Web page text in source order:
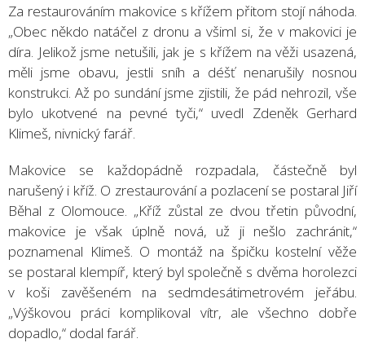
Za restaurováním makovice s křížem přitom stojí náhoda.
„Obec někdo natáčel z dronu a všiml si, že v makovici je
díra. Jelikož jsme netušili, jak je s křížem na věži usazená,
měli jsme obavu, jestli sníh a déšť nenarušily nosnou
konstrukci. Až po sundání jsme zjistili, že pád nehrozil, vše
bylo ukotvené na pevné tyči,“ uvedl Zdeněk Gerhard
Klimeš, nivnický farář.
Makovice se každopádně rozpadala, částečně byl
narušený i kříž. O zrestaurování a pozlacení se postaral Jiří
Běhal z Olomouce. „Kříž zůstal ze dvou třetin původní,
makovice je však úplně nová, už ji nešlo zachránit,“
poznamenal Klimeš. O montáž na špičku kostelní věže
se postaral klempíř, který byl společně s dvěma horolezci
v koši zavěšeném na sedmdesátimetrovém jeřábu.
„Výškovou práci komplikoval vítr, ale všechno dobře
dopadlo,“ dodal farář.